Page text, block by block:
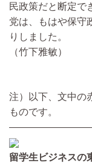
民政策だと断定で
党は、もはや保守
りしました。
（竹下雅敏）
注）以下、文中の
ものです。
留学生ビジネスの